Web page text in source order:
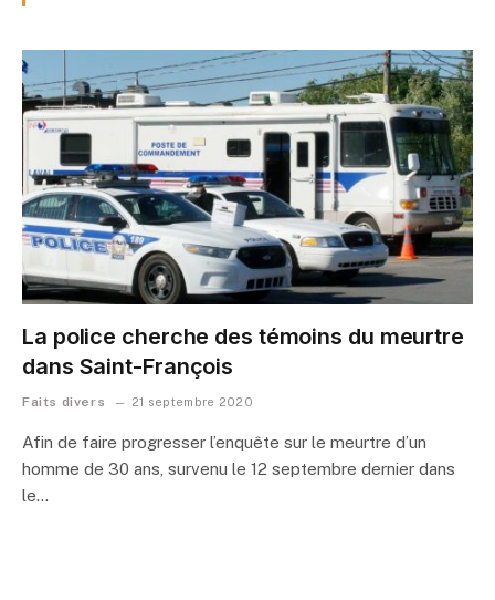
La police cherche des témoins du meurtre
dans Saint-François
Faits divers 21 septembre 2020
Afin de faire progresser l’enquête sur le meurtre d’un
homme de 30 ans, survenu le 12 septembre dernier dans
le…